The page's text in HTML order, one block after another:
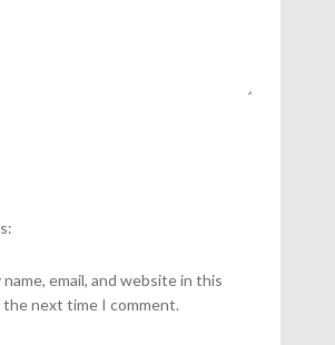
name, email, and website in this
next time I comment.